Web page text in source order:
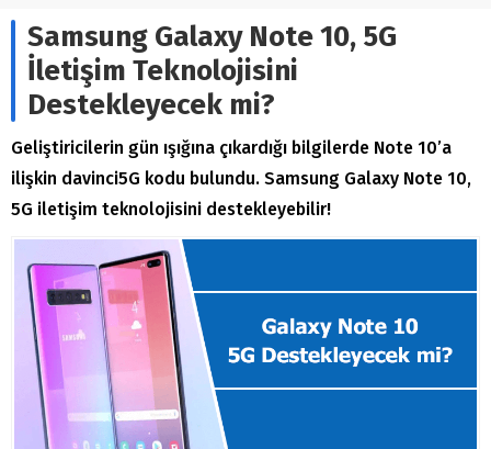
Samsung Galaxy Note 10, 5G
İletişim Teknolojisini
Destekleyecek mi?
Geliştiricilerin gün ışığına çıkardığı bilgilerde Note 10’a
ilişkin davinci5G kodu bulundu. Samsung Galaxy Note 10,
5G iletişim teknolojisini destekleyebilir!